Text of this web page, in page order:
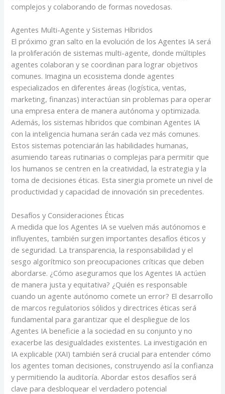
complejos y colaborando de formas novedosas.
Agentes Multi-Agente y Sistemas Híbridos
El próximo gran salto en la evolución de los Agentes IA será
la proliferación de sistemas multi-agente, donde múltiples
agentes colaboran y se coordinan para lograr objetivos
comunes. Imagina un ecosistema donde agentes
especializados en diferentes áreas (logística, ventas,
marketing, finanzas) interactúan sin problemas para operar
una empresa entera de manera autónoma y optimizada.
Además, los sistemas híbridos que combinan Agentes IA
con la inteligencia humana serán cada vez más comunes.
Estos sistemas potenciarán las habilidades humanas,
asumiendo tareas rutinarias o complejas para permitir que
los humanos se centren en la creatividad, la estrategia y la
toma de decisiones éticas. Esta sinergia promete un nivel de
productividad y capacidad de innovación sin precedentes.
Desafíos y Consideraciones Éticas
A medida que los Agentes IA se vuelven más autónomos e
influyentes, también surgen importantes desafíos éticos y
de seguridad. La transparencia, la responsabilidad y el
sesgo algorítmico son preocupaciones críticas que deben
abordarse. ¿Cómo aseguramos que los Agentes IA actúen
de manera justa y equitativa? ¿Quién es responsable
cuando un agente autónomo comete un error? El desarrollo
de marcos regulatorios sólidos y directrices éticas será
fundamental para garantizar que el despliegue de los
Agentes IA beneficie a la sociedad en su conjunto y no
exacerbe las desigualdades existentes. La investigación en
IA explicable (XAI) también será crucial para entender cómo
los agentes toman decisiones, construyendo así la confianza
y permitiendo la auditoría. Abordar estos desafíos será
clave para desbloquear el verdadero potencial